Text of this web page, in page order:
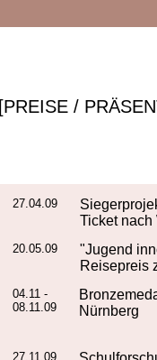
[PREISE /
27.04.09
Ticket nach
20.05.09
"Jugend
Reisepreis
04.11 -
08.11.09
Nürnberg
27.11.09